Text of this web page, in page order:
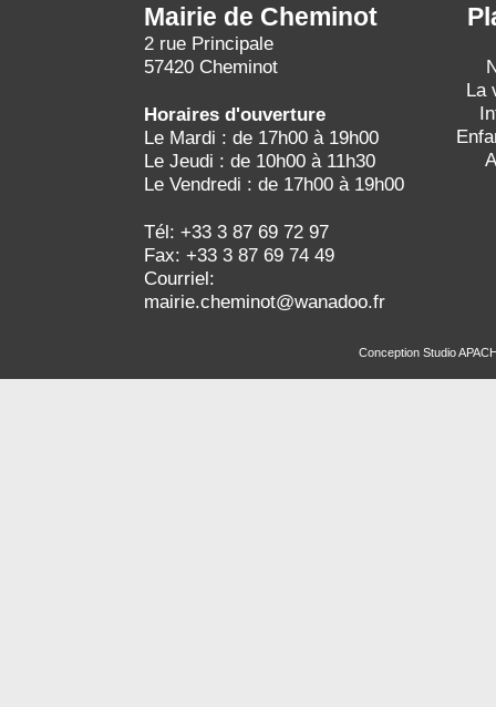
Mairie de Cheminot
2 rue Principale
57420 Cheminot
Horaires d'ouverture
Le Mardi : de 17h00 à 19h00
Le Jeudi : de 10h00 à 11h30
Le Vendredi : de 17h00 à 19h00
Tél: +33 3 87 69 72 97
Fax: +33 3 87 69 74 49
Courriel:
mairie.cheminot@wanadoo.fr
La
Conception Studio